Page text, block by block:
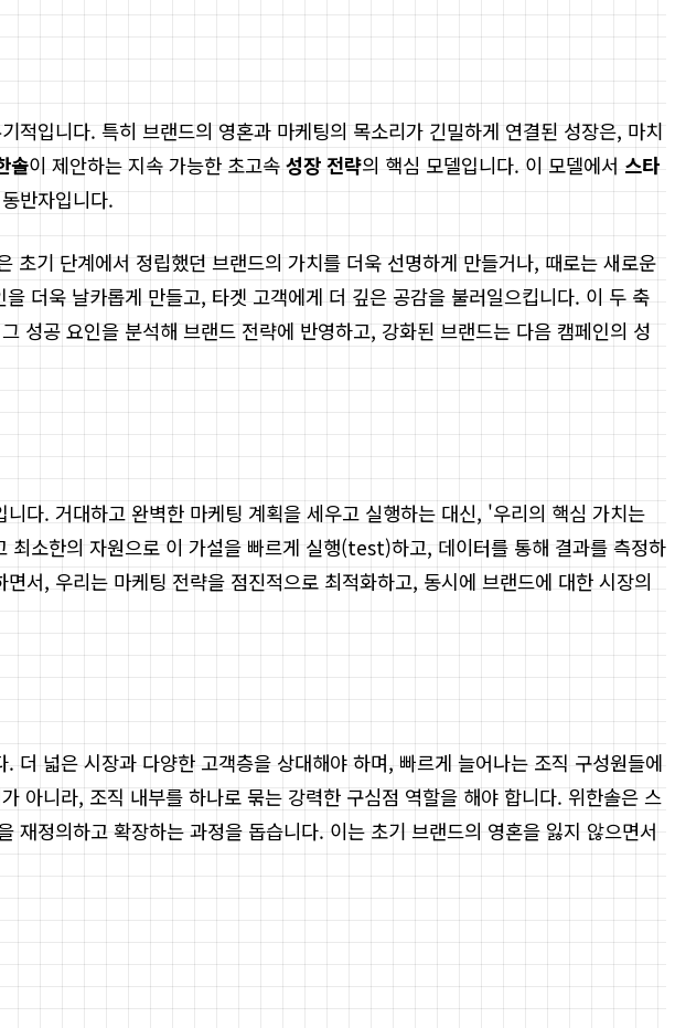
입니다. 특히 브랜드의 영혼과 마케팅의 목소리가 긴밀하게 연결된 성장은, 마치
솔이 제안하는 지속 가능한 초고속 성장 전략의 핵심 모델입니다. 이 모델에서 스타
반자입니다.
기 단계에서 정립했던 브랜드의 가치를 더욱 선명하게 만들거나, 때로는 새로운
더욱 날카롭게 만들고, 타겟 고객에게 더 깊은 공감을 불러일으킵니다. 이 두 축
성공 요인을 분석해 브랜드 전략에 반영하고, 강화된 브랜드는 다음 캠페인의 성
다. 거대하고 완벽한 마케팅 계획을 세우고 실행하는 대신, '우리의 핵심 가치는
소한의 자원으로 이 가설을 빠르게 실행(test)하고, 데이터를 통해 결과를 측정하
, 우리는 마케팅 전략을 점진적으로 최적화하고, 동시에 브랜드에 대한 시장의
넓은 시장과 다양한 고객층을 상대해야 하며, 빠르게 늘어나는 조직 구성원들에
아니라, 조직 내부를 하나로 묶는 강력한 구심점 역할을 해야 합니다. 위한솔은 스
정의하고 확장하는 과정을 돕습니다. 이는 초기 브랜드의 영혼을 잃지 않으면서